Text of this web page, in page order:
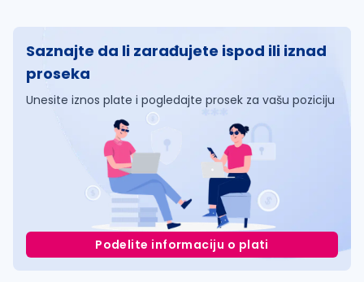
Saznajte da li zarađujete ispod ili iznad
proseka
Unesite iznos plate i pogledajte prosek za vašu poziciju
Podelite informaciju o plati